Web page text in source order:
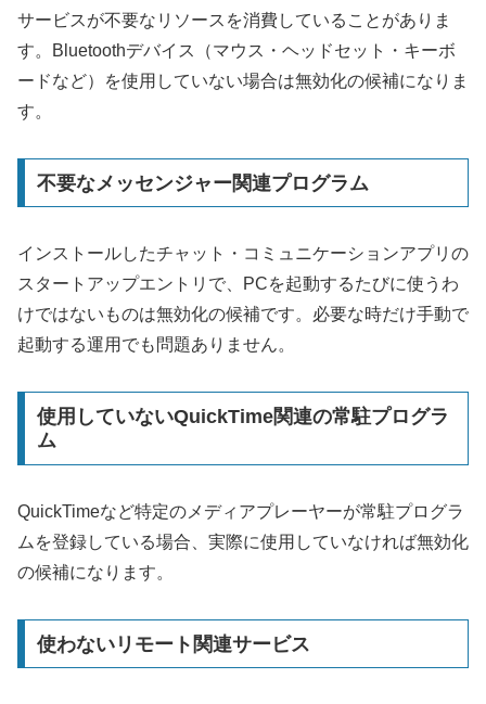
サービスが不要なリソースを消費していることがありま
す。Bluetoothデバイス（マウス・ヘッドセット・キーボ
ードなど）を使用していない場合は無効化の候補になりま
す。
不要なメッセンジャー関連プログラム
インストールしたチャット・コミュニケーションアプリの
スタートアップエントリで、PCを起動するたびに使うわ
けではないものは無効化の候補です。必要な時だけ手動で
起動する運用でも問題ありません。
使用していないQuickTime関連の常駐プログラ
ム
QuickTimeなど特定のメディアプレーヤーが常駐プログラ
ムを登録している場合、実際に使用していなければ無効化
の候補になります。
使わないリモート関連サービス